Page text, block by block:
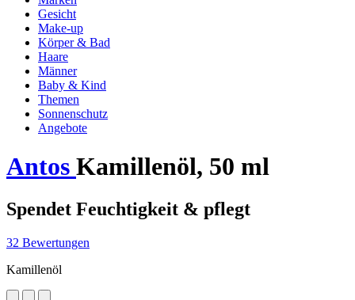
Gesicht
Make-up
Körper & Bad
Haare
Männer
Baby & Kind
Themen
Sonnenschutz
Angebote
Antos Kamillenöl, 50 ml
Spendet Feuchtigkeit & pflegt
32 Bewertungen
Kamillenöl